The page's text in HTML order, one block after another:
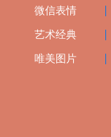
微信表情
艺术经典
唯美图片